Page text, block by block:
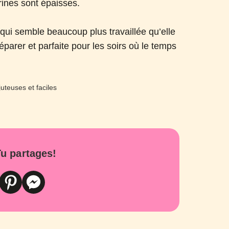
sont épaisses.
semble beaucoup plus travaillée qu’elle
et parfaite pour les soirs où le temps
partages!